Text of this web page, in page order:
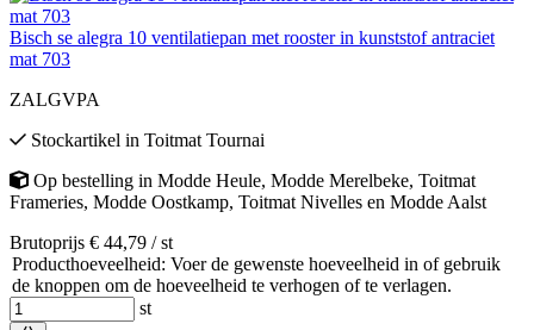
Bisch se alegra 10 ventilatiepan met rooster in kunststof antraciet
mat 703
ZALGVPA
Stockartikel in Toitmat Tournai
Op bestelling in Modde Heule, Modde Merelbeke, Toitmat
Frameries, Modde Oostkamp, Toitmat Nivelles en Modde Aalst
Brutoprijs € 44,79 / st
Producthoeveelheid: Voer de gewenste hoeveelheid in of gebruik
de knoppen om de hoeveelheid te verhogen of te verlagen.
st